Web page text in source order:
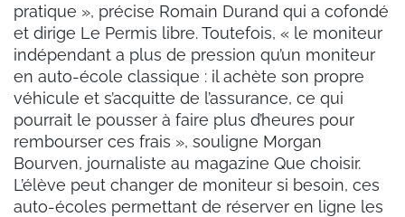
pratique », précise Romain Durand qui a cofondé
et dirige Le Permis libre. Toutefois, « le moniteur
indépendant a plus de pression qu’un moniteur
en auto-école classique : il achète son propre
véhicule et s’acquitte de l’assurance, ce qui
pourrait le pousser à faire plus d’heures pour
rembourser ces frais », souligne Morgan
Bourven, journaliste au magazine Que choisir.
L’élève peut changer de moniteur si besoin, ces
auto-écoles permettant de réserver en ligne les